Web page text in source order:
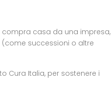
compra casa da una impresa,
successioni o altre
Cura Italia, per sostenere i